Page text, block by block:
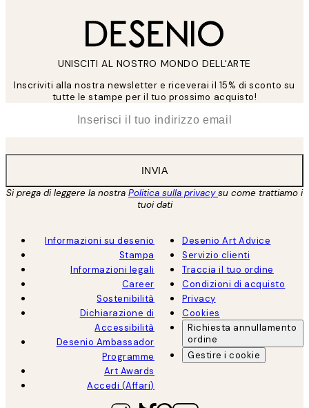
UNISCITI AL NOSTRO MONDO DELL'ARTE
Inscriviti alla nostra newsletter e riceverai il 15% di sconto su
tutte le stampe per il tuo prossimo acquisto!
INVIA
Si prega di leggere la nostra Politica sulla privacysu come trattiamo i
tuoi dati
Informazioni su desenio
Stampa
Informazioni legali
Career
Sostenibilità
Dichiarazione di
Accessibilità
Desenio Ambassador
Programme
Art Awards
Accedi (Affari)
Desenio Art Advice
Servizio clienti
Traccia il tuo ordine
Condizioni di acquisto
Privacy
Cookies
Richiesta annullamento
ordine
Gestire i cookie